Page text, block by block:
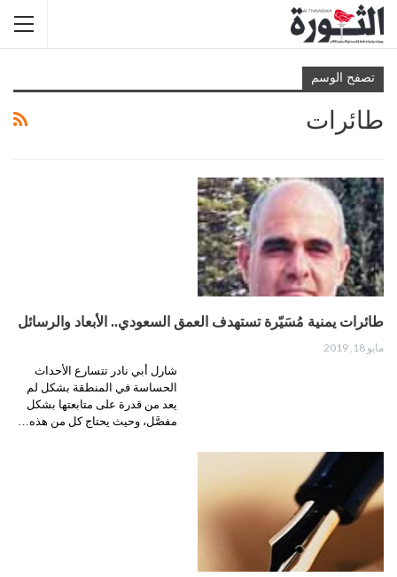
تصفح الوسم
طائرات
طائرات يمنية مُسَيّرة تستهدف العمق السعودي.. الأبعاد والرسائل
مايو 18, 2019
شارل أبي نادر تتسارع الأحداث
الحساسة في المنطقة بشكل لم
يعد من قدرة على متابعتها بشكل
مفصَّل، وحيث يحتاج كل من هذه…